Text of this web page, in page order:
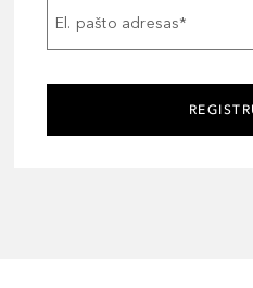
El. pašto adresas*